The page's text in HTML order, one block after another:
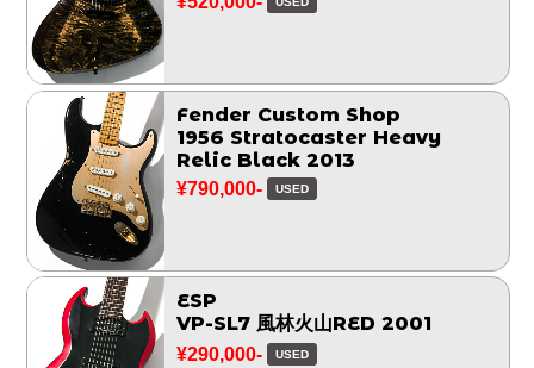
Fender Custom Shop
1956 Stratocaster Heavy
Relic Black 2013
¥790,000- USED
ESP
VP-SL7 風林火山RED 2001
¥290,000- USED